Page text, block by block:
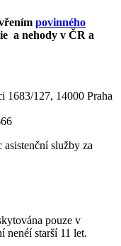
povinného
a nehody v ČR a
1683/127, 14000 Praha
služby za
pouze v
nenéí starší 11 let.